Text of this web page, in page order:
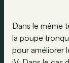
Dans le même
la poupe
pour améliorer